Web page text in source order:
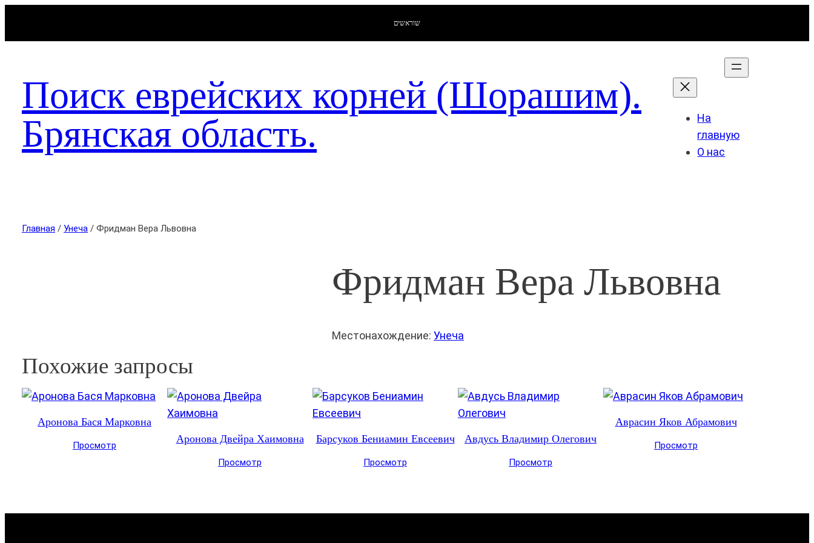
שוראשים
Поиск еврейских корней (Шорашим).
Брянская область.
На
главную
О нас
Главная / Унеча / Фридман Вера Львовна
Фридман Вера Львовна
Местонахождение: Унеча
Похожие запросы
Аронова Бася Марковна
Просмотр
Аронова Двейра Хаимовна
Просмотр
Барсуков Бениамин Евсеевич
Просмотр
Авдусь Владимир Олегович
Просмотр
Аврасин Яков Абрамович
Просмотр